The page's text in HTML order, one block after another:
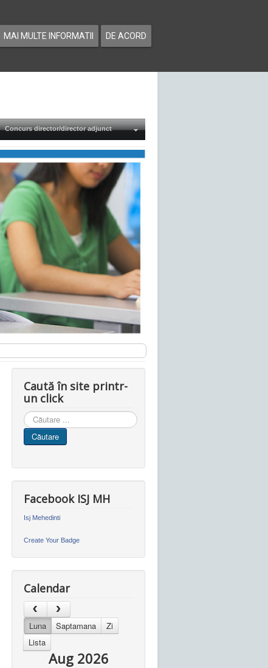
MAI MULTE INFORMATII DE ACORD
Concurs director/director adjunct
Caută în site printr-
un click
Cauta
in
site
Căutare
Facebook ISJ MH
Isj Mehedinti
Create Your Badge
Calendar
Luna Saptamana
Zi
Lista
Aug 2026